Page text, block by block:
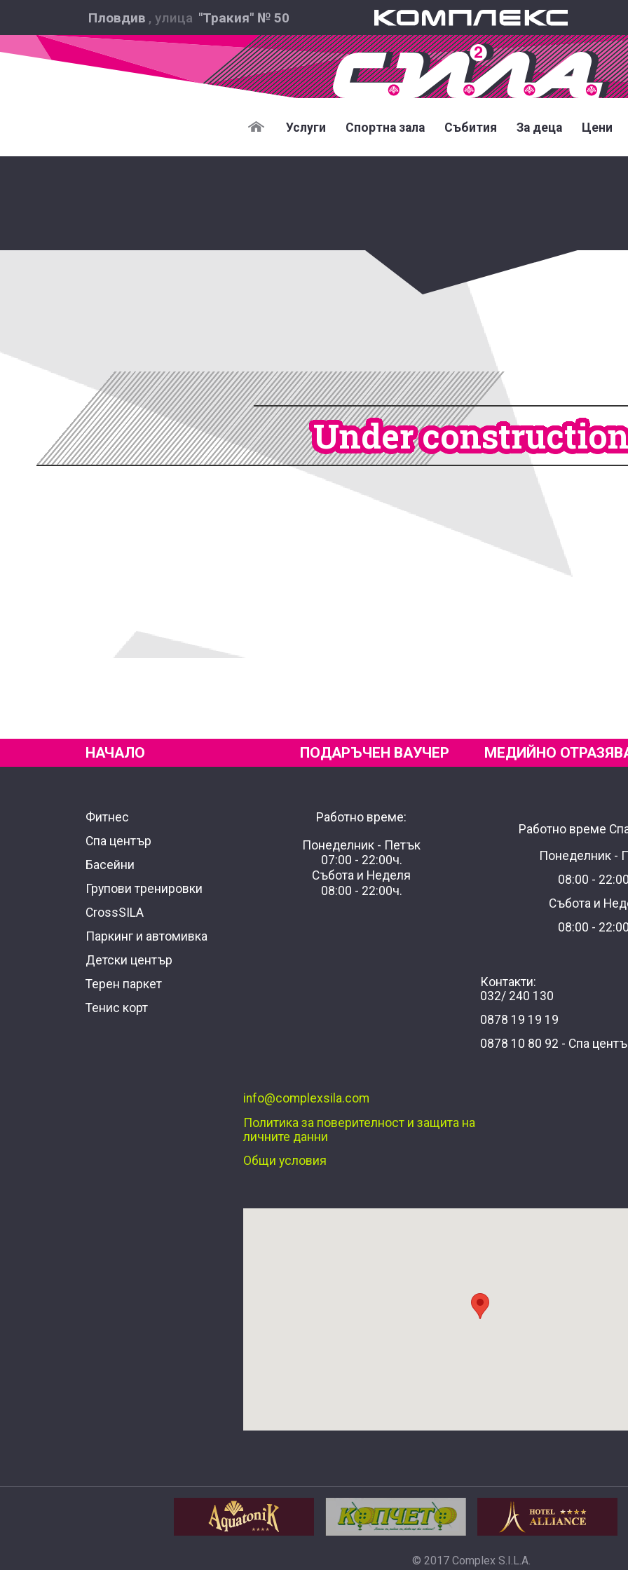
Пловдив , улица "Тракия" № 50
Услуги Спортна зала Събития За деца Цени
Under
НАЧАЛО ПОДАРЪЧЕН ВАУЧЕР МЕДИЙНО
Фитнес
Спа център
Басейни
Групови тренировки
CrossSILA
Паркинг и автомивка
Детски център
Терен паркет
Тенис корт
Работно време:
Понеделник - Петък
07:00 - 22:00ч.
Събота и Неделя
08:00 - 22:00ч.
Работно време
Понеделник -
08:00 -
Събота и
08:00 -
Контакти:
032/ 240 130
0878 19 19 19
0878 10 80 92 - Спа
info@complexsila.com
Политика за поверителност и защита на
личните данни
Общи условия
© 2017 Complex S.I.L.A.